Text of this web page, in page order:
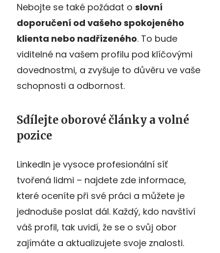
Nebojte se také požádat o slovní
doporučení od vašeho spokojeného
klienta nebo nadřízeného. To bude
viditelné na vašem profilu pod klíčovými
dovednostmi, a zvyšuje to důvěru ve vaše
schopnosti a odbornost.
Sdílejte oborové články a volné
pozice
LinkedIn je vysoce profesionální síť
tvořená lidmi – najdete zde informace,
které oceníte při své práci a můžete je
jednoduše poslat dál. Každý, kdo navštíví
váš profil, tak uvidí, že se o svůj obor
zajímáte a aktualizujete svoje znalosti.